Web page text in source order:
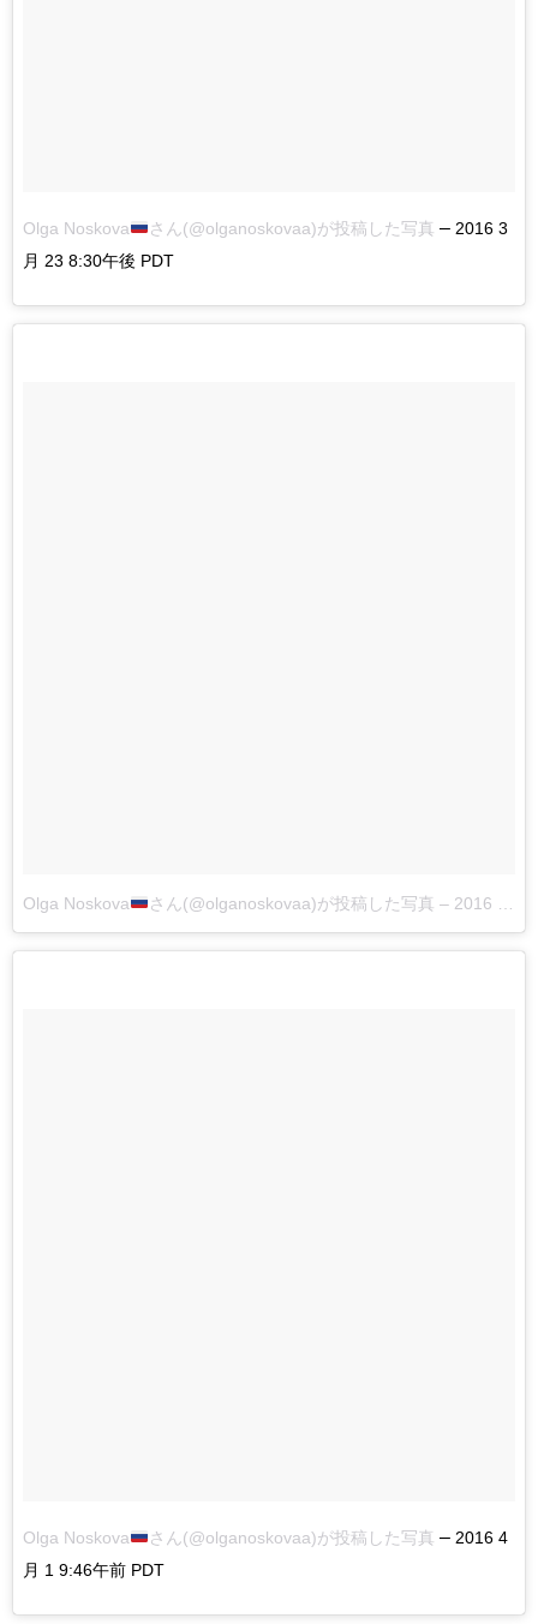
Olga Noskova さん(@olganoskovaa)が投稿した写真 – 2016 3
月 23 8:30午後 PDT
Olga Noskova さん(@olganoskovaa)が投稿した写真 – 2016 3月 28 8:07午後 PDT
Olga Noskova さん(@olganoskovaa)が投稿した写真 – 2016 4
月 1 9:46午前 PDT